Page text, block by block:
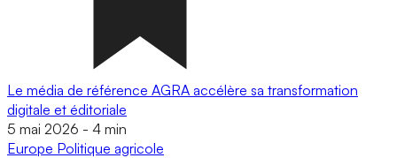
Le média de référence AGRA accélère sa transformation
digitale et éditoriale
5 mai 2026 - 4 min
Europe Politique agricole